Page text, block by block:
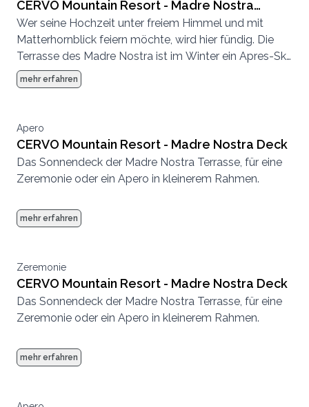
CERVO Mountain Resort - Madre Nostra
Terrasse
Wer seine Hochzeit unter freiem Himmel und mit
Matterhornblick feiern möchte, wird hier fündig. Die
Terrasse des Madre Nostra ist im Winter ein Apres-Ski
Hotspot und im Sommer eine entspannte
Sonnenterrasse.
mehr erfahren
Apero
CERVO Mountain Resort - Madre Nostra Deck
Das Sonnendeck der Madre Nostra Terrasse, für eine
Zeremonie oder ein Apero in kleinerem Rahmen.
mehr erfahren
Zeremonie
CERVO Mountain Resort - Madre Nostra Deck
Das Sonnendeck der Madre Nostra Terrasse, für eine
Zeremonie oder ein Apero in kleinerem Rahmen.
mehr erfahren